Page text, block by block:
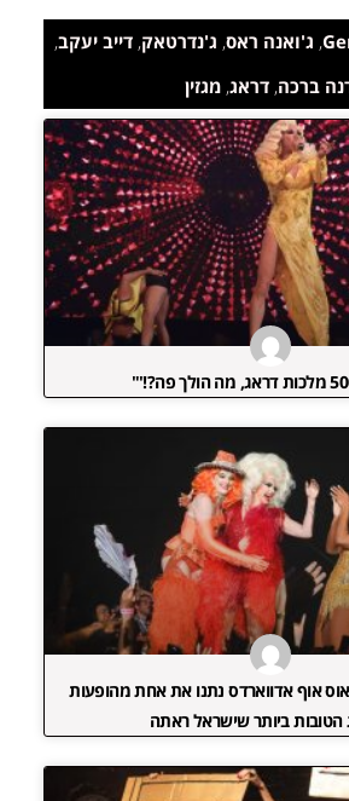
, ג'ואנה ראס, ג'נדרטאק,דייב יעקב,
ברכה, דראג, מגזין
אוף אדווארדס נתנו את אחת מהופעות
הטובות ביותר שישראל ראתה